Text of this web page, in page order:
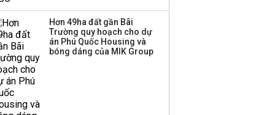
Hơn 49ha đất gần Bãi
Trường quy hoạch cho dự
án Phú Quốc Housing và
bóng dáng của MIK Group